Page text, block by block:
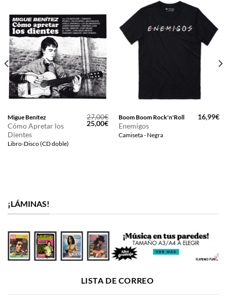
Migue Benítez
Cómo Apretar los
Dientes
Libro-Disco (CD doble)
27,00€
El
precio
25,00€El
precio
actual
Boom Boom Rock'n'Roll
Enemigos
Camiseta - Negra
16,99€
¡LÁMINAS!
LISTA DE CORREO